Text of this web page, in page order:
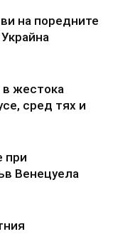
на поредните
в жестока
сред тях и
при
Венецуела